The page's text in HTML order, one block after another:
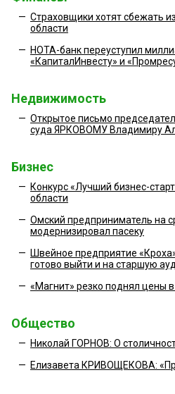
— Страховщики хотят сбежать
области
— НОТА-банк переуступил
«КапиталИнвесту» и
Недвижимость
— Открытое письмо
суда ЯРКОВОМУ Владимиру
Бизнес
— Конкурс «Лучший бизнес-
области
— Омский предприниматель на
модернизировал пасеку
— Швейное предприятие
готово выйти и на старшую
— «Магнит» резко поднял цены
Общество
— Николай ГОРНОВ: О
— Елизавета КРИВОЩЕКОВА: